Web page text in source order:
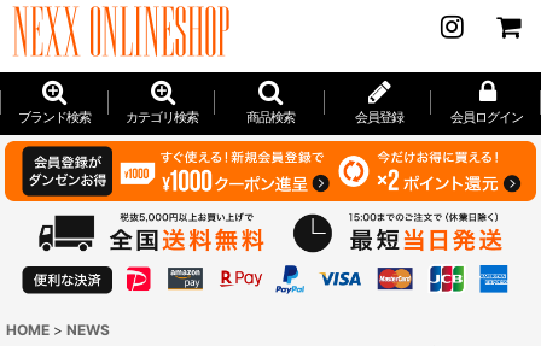
ブランド検索 カテゴリ検索 商品検索 会員登録 会員ログイン
HOME > NEWS